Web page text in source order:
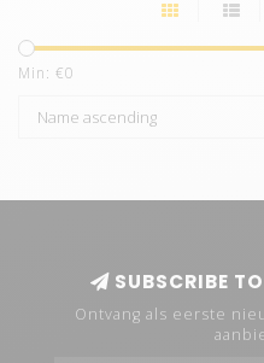
Min: €0
SUBSCRIBE
Ontvang als eerste